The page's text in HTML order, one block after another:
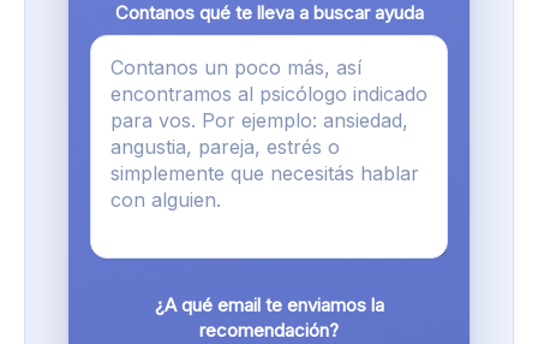
Contanos qué te lleva a buscar ayuda
¿A qué email te enviamos la
recomendación?